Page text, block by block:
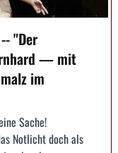
"Der
— mit
im
Sache!
Notlicht doch als